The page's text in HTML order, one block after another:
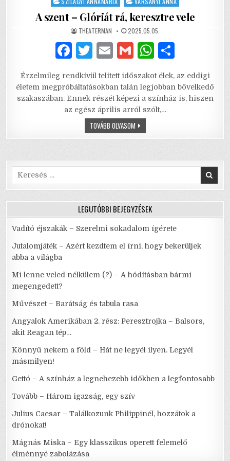
A szent – Glóriát rá, keresztre vele
AUTHOR:
THEATERMAN PUBLISHED
DATE:
2025.05.05.
F
c
e
b
k
T
it
te
r
E
ai
l
G
ai
l
W
at
s
A
ar
e
Érzelmileg rendkívül telített időszakot élek, az eddigi
életem megpróbáltatásokban talán legjobban bővelkedő
szakaszában. Ennek részét képezi a színház is, hiszen
az egész április arról szólt,…
TOVÁBB OLVASOMA
SZENT
–
KERESZTRE
VELE
Search
for:
LEGUTÓBBI BEJEGYZÉSEK
Vadító éjszakák – Szerelmi sokadalom ígérete
Jutalomjáték – Azért kezdtem el írni, hogy bekerüljek
abba a világba
Mi lenne veled nélkülem (?) – A hódításban bármi
megengedett?
Művészet – Barátság és tabula rasa
Angyalok Amerikában 2. rész: Peresztrojka – Balsors,
akit Reagan tép…
Könnyű nekem a föld – Hát ne legyél ilyen. Legyél
másmilyen!
Gettó – A színház a legnehezebb időkben a legfontosabb
Tovább – Három igazság, egy szív
Julius Caesar – Találkozunk Philippinél, hozzátok a
drónokat!
Mágnás Miska – Egy klasszikus operett felemelő
élménnyé zabolázása